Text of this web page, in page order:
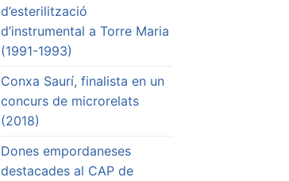
d’esterilització
d’instrumental a Torre Maria
(1991-1993)
Conxa Saurí, finalista en un
concurs de microrelats
(2018)
Dones empordaneses
destacades al CAP de